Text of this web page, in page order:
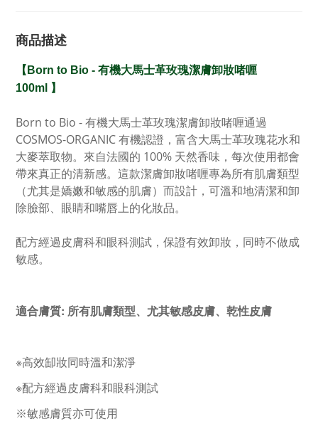
商品描述
【 Born to Bio - 有機大馬士革玫瑰潔膚卸妝啫喱
100ml
】
Born to Bio -有機大馬士革玫瑰潔膚卸妝啫喱通過
COSMOS-ORGANIC 有機認證， 富含大馬士革玫瑰花水和
大麥萃取物。來自法國的 100% 天然香味，每次使用都會
帶來真正的清新感。這款潔膚卸妝啫喱專為所有肌膚類型
（尤其是嬌嫩和敏感的肌膚）而設計，可溫和地清潔和卸
除臉部、眼睛和嘴唇上的化妝品。
配方經過皮膚科和眼科測試，保證有效卸妝，同時不做成
敏感。
適合膚質: 所有肌膚類型、尤其敏感皮膚、乾性皮膚
※高效缷妝同時溫和潔淨
※配方經過皮膚科和眼科測試
※敏感膚質亦可使用